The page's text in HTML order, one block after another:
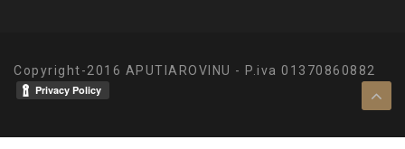
Copyright-2016 APUTIAROVINU - P.iva 01370860882